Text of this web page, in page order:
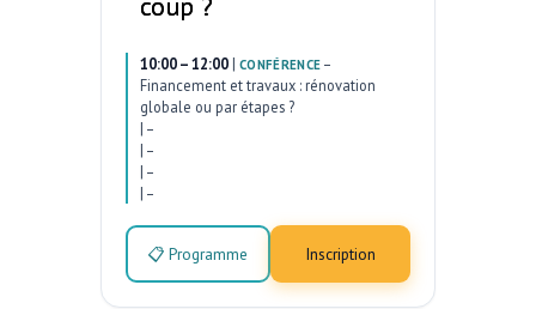
10:00 – 12:00 | CONFÉRENCE –
Financement et travaux : rénovation
globale ou par étapes ?
| –
| –
| –
| –
📋 Programme Inscription